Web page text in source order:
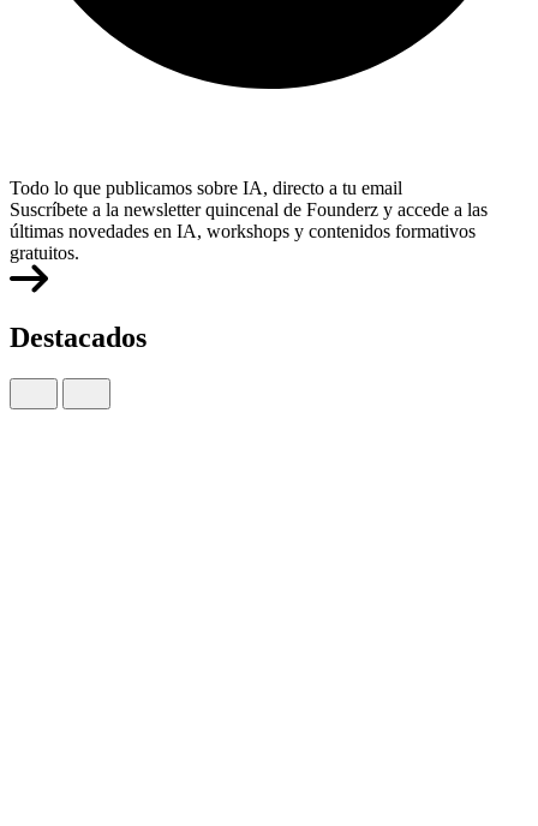
Todo lo que publicamos sobre IA, directo a tu email
Suscríbete a la newsletter quincenal de Founderz y accede a las
últimas novedades en IA, workshops y contenidos formativos
gratuitos.
Destacados